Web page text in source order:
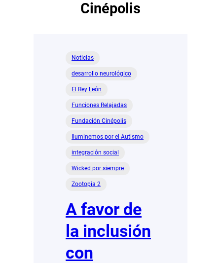
Cinépolis
Noticias
desarrollo neurológico
El Rey León
Funciones Relajadas
Fundación Cinépolis
Iluminemos por el Autismo
integración social
Wicked por siempre
Zootopia 2
A favor de
la inclusión
con